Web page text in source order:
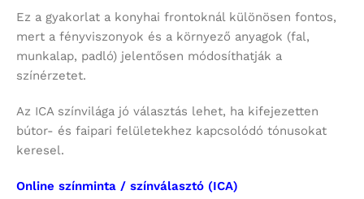
Ez a gyakorlat a konyhai frontoknál különösen fontos,
mert a fényviszonyok és a környező anyagok (fal,
munkalap, padló) jelentősen módosíthatják a
színérzetet.
Az ICA színvilága jó választás lehet, ha kifejezetten
bútor- és faipari felületekhez kapcsolódó tónusokat
keresel.
Online színminta / színválasztó (ICA)